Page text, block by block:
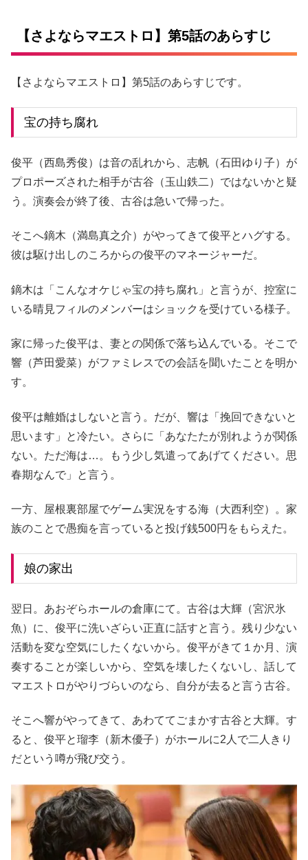
【さよならマエストロ】第5話のあらすじ
【さよならマエストロ】第5話のあらすじです。
宝の持ち腐れ
俊平（西島秀俊）は音の乱れから、志帆（石田ゆり子）が
プロポーズされた相手が古谷（玉山鉄二）ではないかと疑
う。演奏会が終了後、古谷は急いで帰った。
そこへ鏑木（満島真之介）がやってきて俊平とハグする。
彼は駆け出しのころからの俊平のマネージャーだ。
鏑木は「こんなオケじゃ宝の持ち腐れ」と言うが、控室に
いる晴見フィルのメンバーはショックを受けている様子。
家に帰った俊平は、妻との関係で落ち込んでいる。そこで
響（芦田愛菜）がファミレスでの会話を聞いたことを明か
す。
俊平は離婚はしないと言う。だが、響は「挽回できないと
思います」と冷たい。さらに「あなたたが別れようが関係
ない。ただ海は…。もう少し気遣ってあげてください。思
春期なんで」と言う。
一方、屋根裏部屋でゲーム実況をする海（大西利空）。家
族のことで愚痴を言っていると投げ銭500円をもらえた。
娘の家出
翌日。あおぞらホールの倉庫にて。古谷は大輝（宮沢氷
魚）に、俊平に洗いざらい正直に話すと言う。残り少ない
活動を変な空気にしたくないから。俊平がきて１か月、演
奏することが楽しいから、空気を壊したくないし、話して
マエストロがやりづらいのなら、自分が去ると言う古谷。
そこへ響がやってきて、あわててごまかす古谷と大輝。す
ると、俊平と瑠李（新木優子）がホールに2人で二人きり
だという噂が飛び交う。